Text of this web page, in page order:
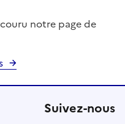
notre page de
Suivez-nous